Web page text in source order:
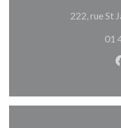
222, rue St
01